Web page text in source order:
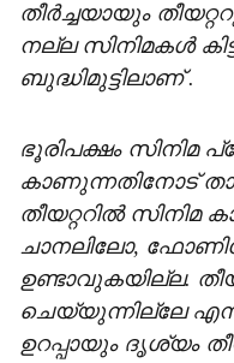
തീർച്ചയായും
നല്ല സിനിമകൾ
ബുദ്ധിമുട്ടിലാണ് .
ഭൂരിപക്ഷം സിനിമ
കാണുന്നതിനോട്
തീയറ്ററിൽ സിനിമ
ചാനലിലോ,
ഉണ്ടാവുകയില്ല.
ചെയ്യുന്നില്ലേ
ഉറപ്പായും ദൃശ്യം